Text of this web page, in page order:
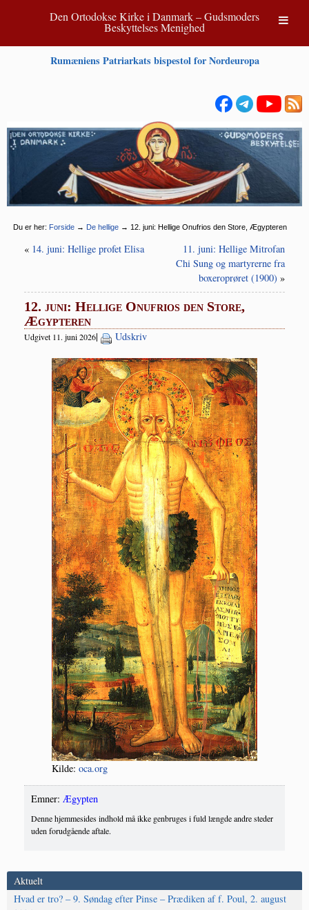
Den Ortodokse Kirke i Danmark – Gudsmoders
Beskyttelses Menighed
Rumæniens Patriarkats bispestol for Nordeuropa
Du er her: Forside → De hellige → 12. juni: Hellige Onufrios den Store, Ægypteren
« 14. juni: Hellige profet Elisa
11. juni: Hellige Mitrofan
Chi Sung og martyrerne fra
boxeroprøret (1900) »
12. juni: Hellige Onufrios den Store,
Ægypteren
Udgivet 11. juni 2026| Udskriv
Kil­de: oca.org
Emner: Ægypten
Denne hjemmesides indhold må ikke genbruges i fuld længde andre steder
uden forudgående aftale.
Aktuelt
Hvad er tro? – 9. Søndag efter Pinse – Prædiken af f. Poul, 2. august